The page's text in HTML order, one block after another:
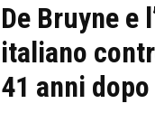
De Bruyne e
italiano
41 anni